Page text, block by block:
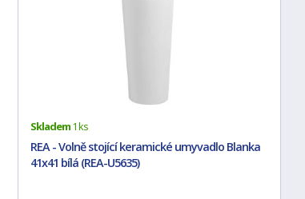
Skladem1 ks
REA - Volně stojící keramické umyvadlo Blanka
41x41 bílá (REA-U5635)